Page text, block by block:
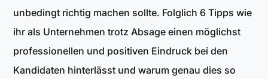
unbedingt richtig machen sollte. Folglich 6 Tipps wie
ihr als Unternehmen trotz Absage einen möglichst
professionellen und positiven Eindruck bei den
Kandidaten hinterlässt und warum genau dies so